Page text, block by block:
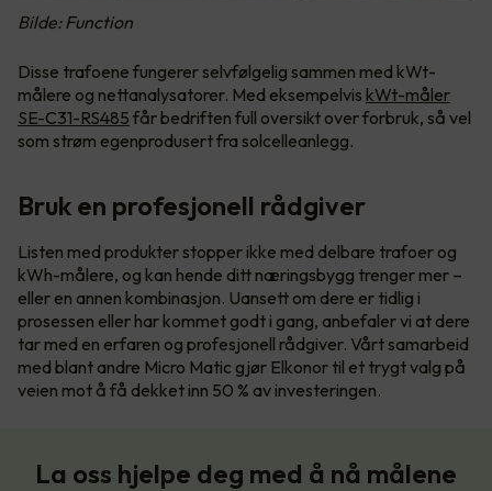
Bilde: Function
Disse trafoene fungerer selvfølgelig sammen med kWt-
målere og nettanalysatorer. Med eksempelvis kWt-måler
SE-C31-RS485 får bedriften full oversikt over forbruk, så vel
som strøm egenprodusert fra solcelleanlegg.
Bruk en profesjonell rådgiver
Listen med produkter stopper ikke med delbare trafoer og
kWh-målere, og kan hende ditt næringsbygg trenger mer –
eller en annen kombinasjon. Uansett om dere er tidlig i
prosessen eller har kommet godt i gang, anbefaler vi at dere
tar med en erfaren og profesjonell rådgiver. Vårt samarbeid
med blant andre Micro Matic gjør Elkonor til et trygt valg på
veien mot å få dekket inn 50 % av investeringen.
La oss hjelpe deg med å nå målene